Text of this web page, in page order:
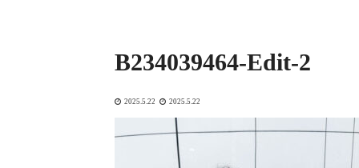
B234039464-Edit-2
2025.5.22 2025.5.22